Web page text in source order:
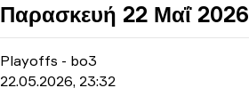
Παρασκευή 22 Μαΐ 2026
Playoffs - bo3
22.05.2026, 23:32